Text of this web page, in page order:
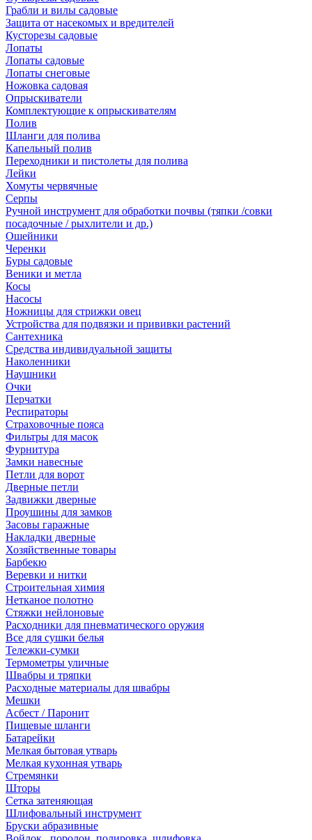
Грабли и вилы садовые
Защита от насекомых и вредителей
Кусторезы садовые
Лопаты
Лопаты садовые
Лопаты снеговые
Ножовка садовая
Опрыскиватели
Комплектующие к опрыскивателям
Полив
Шланги для полива
Капельный полив
Переходники и пистолеты для полива
Лейки
Хомуты червячные
Серпы
Ручной инструмент для обработки почвы (тяпки /совки
посадочные / рыхлители и др.)
Ошейники
Черенки
Буры садовые
Веники и метла
Косы
Насосы
Ножницы для стрижки овец
Устройства для подвязки и прививки растений
Сантехника
Средства индивидуальной защиты
Наколенники
Наушники
Очки
Перчатки
Респираторы
Страховочные пояса
Фильтры для масок
Фурнитура
Замки навесные
Петли для ворот
Дверные петли
Задвижки дверные
Проушины для замков
Засовы гаражные
Накладки дверные
Хозяйственные товары
Барбекю
Веревки и нитки
Строительная химия
Нетканое полотно
Стяжки нейлоновые
Расходники для пневматического оружия
Все для сушки белья
Тележки-сумки
Термометры уличные
Швабры и тряпки
Расходные материалы для швабры
Мешки
Асбест / Паронит
Пищевые шланги
Батарейки
Мелкая бытовая утварь
Мелкая кухонная утварь
Стремянки
Шторы
Сетка затеняющая
Шлифовальный инструмент
Бруски абразивные